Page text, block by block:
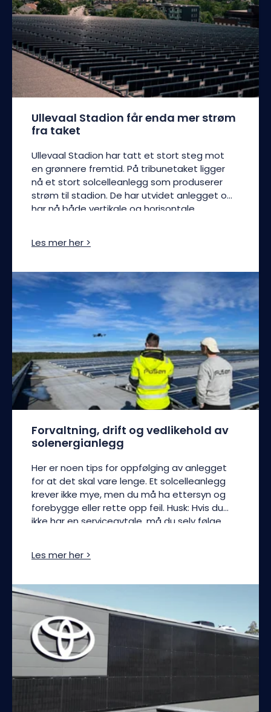
Ullevaal Stadion får enda mer strøm
fra taket
Ullevaal Stadion har tatt et stort steg mot
en grønnere fremtid. På tribunetaket ligger
nå et stort solcelleanlegg som produserer
strøm til stadion. De har utvidet anlegget og
har nå både vertikale og horisontale
både prosessen og resultatet.
Les mer her >
Forvaltning, drift og vedlikehold av
solenergianlegg
Her er noen tips for oppfølging av anlegget
for at det skal vare lenge. Et solcelleanlegg
krever ikke mye, men du må ha ettersyn og
forebygge eller rette opp feil. Husk: Hvis du
ikke har en serviceavtale, må du selv følge
punktene for forsvarlig og lønnsom drift av
Les mer her >